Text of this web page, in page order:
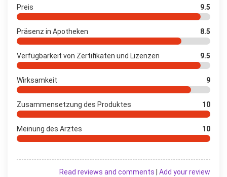
Preis 9.5
Präsenz in Apotheken 8.5
Verfügbarkeit von Zertifikaten und Lizenzen 9.5
Wirksamkeit 9
Zusammensetzung des Produktes 10
Meinung des Arztes 10
Add your review
Read reviews and comments